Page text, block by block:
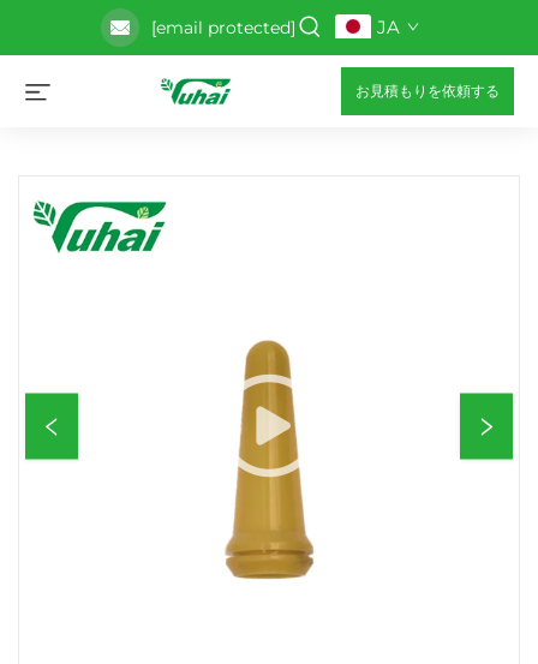
[email protected] JA
お見積もりを依頼する